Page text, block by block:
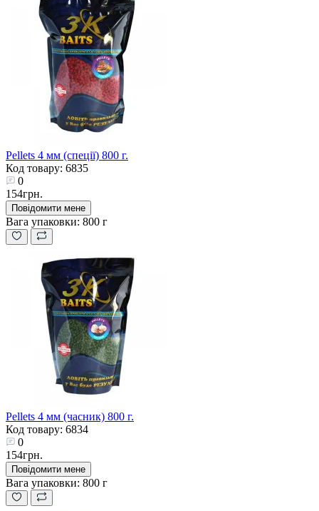
Pellets 4 мм (спеції) 800 г.
Код товару: 6835
0
154грн.
Повідомити мене
Вага упаковки: 800 г
Pellets 4 мм (часник) 800 г.
Код товару: 6834
0
154грн.
Повідомити мене
Вага упаковки: 800 г